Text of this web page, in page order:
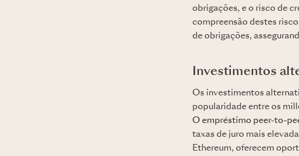
obrigações, e o risco de
compreensão destes
de obrigações,
Investimentos
Os investimentos
popularidade entre os
O empréstimo peer-to-
taxas de juro mais
Ethereum, oferecem